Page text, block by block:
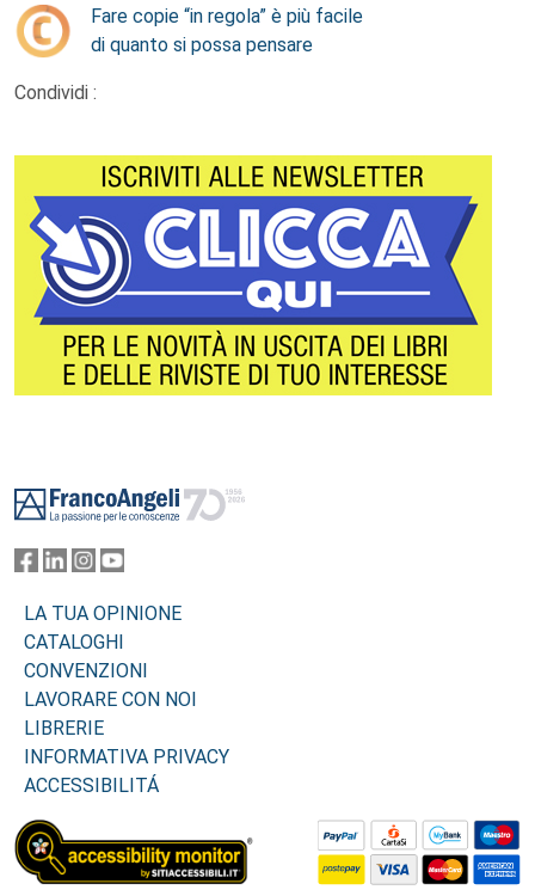
Fare copie “in regola” è più facile
di quanto si possa pensare
Condividi :
LA TUA OPINIONE
CATALOGHI
CONVENZIONI
LAVORARE CON NOI
LIBRERIE
INFORMATIVA PRIVACY
ACCESSIBILITÁ